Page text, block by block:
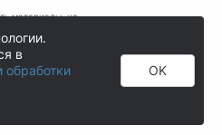
материалы, не
применяются
.
- 2026
в
обработки
OK